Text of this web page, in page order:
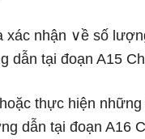
nhận ∨ề số
dẫn tại đoạn A15
thực hiện những
dẫn tại đoạn A16